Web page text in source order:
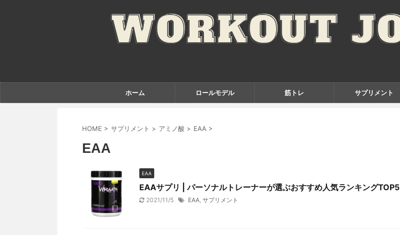
ホーム ロールモデル 筋トレ サプリメント
HOME > サプリメント > アミノ酸 > EAA >
EAA
EAA
EAAサプリ | パーソナルトレーナーが選ぶおすすめ人気ランキングTOP5
2021/11/5 EAA, サプリメント